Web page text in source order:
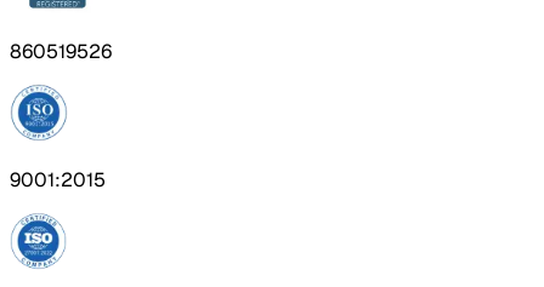
860519526
9001:2015